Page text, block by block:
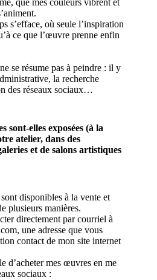
que mes couleurs vibrent et
s’efface, où seule l’inspiration
ce que l’œuvre prenne enfin
se résume pas à peindre : il y
la recherche
des réseaux sociaux…
sont-elles exposées (à la
atelier, dans des
et de salons artistiques
disponibles à la vente et
plusieurs manières.
directement par courriel à
une adresse que vous
contact de mon site internet
d’acheter mes œuvres en me
sociaux :